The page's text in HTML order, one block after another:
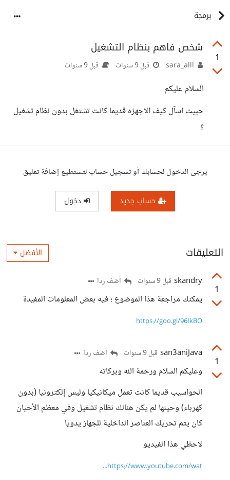
برمجة
1
شخص فاهم بنظام التشغيل
قبل 9 سنوات قبل 9 سنوات
السلام عليكم
حبيت اسآل كيف الاجهزه قديما كانت تشتغل بدون نظام تشغيل
؟
يرجى الدخول لحسابك أو تسجيل حساب لتستطيع إضافة تعليق
حساب جديد دخول
التعليقات الأفضل
1
skandry قبل 9 سنوات أضف ردا
يمكنك مراجعة هذا الموضوع ؛ فيه بعض المعلومات المفيدة
https://goo.gl/96IkBO
1
san3aniJava قبل 9 سنوات أضف ردا
وعليكم السلام ورحمة الله وبركاته
الحواسيب قديما كانت تعمل ميكانيكيا وليس إلكترونيا (بدون
كهرباء) وحينها لم يكن هنالك نظام تشغيل وفي معظم الأحيان
كان يتم تحريك العناصر الداخلية للجهاز يدويا
لاحظي هذا الفيديو
https://www.youtube.com/wat...